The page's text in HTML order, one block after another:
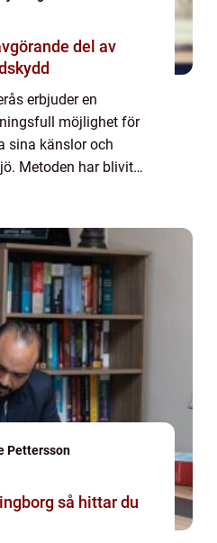
erbjuder en
möjlighet för
sina känslor och
Metoden har blivit
Pettersson
hittar du